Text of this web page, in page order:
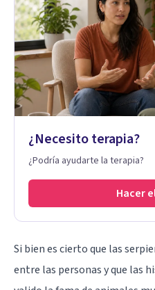
¿Necesito terapia?
¿Podría ayudarte la terapia?
Hacer
Si bien es cierto que las
entre las personas y que las